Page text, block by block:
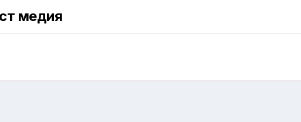
медия